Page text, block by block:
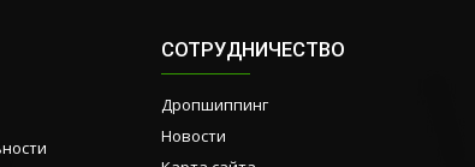
СОТРУДНИЧЕСТВО
Дропшиппинг
Новости